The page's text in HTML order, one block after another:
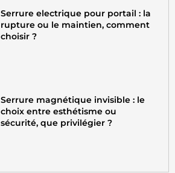
Serrure electrique pour portail : la
rupture ou le maintien, comment
choisir ?
Serrure magnétique invisible : le
choix entre esthétisme ou
sécurité, que privilégier ?